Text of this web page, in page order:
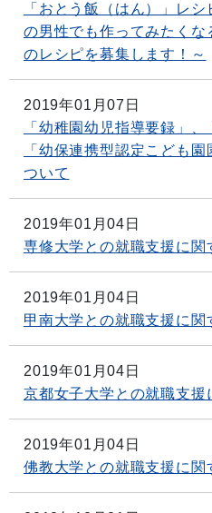
「おとう飯（はん）」レ
の男性でも作ってみたくな
のレシピを募集します！～
2019年01月07日
「幼稚園幼児指導要録」
「幼保連携型認定こども
ついて
2019年01月04日
専修大学との就職支援に関
2019年01月04日
甲南大学との就職支援に関
2019年01月04日
京都女子大学との就職支援
2019年01月04日
佛教大学との就職支援に関